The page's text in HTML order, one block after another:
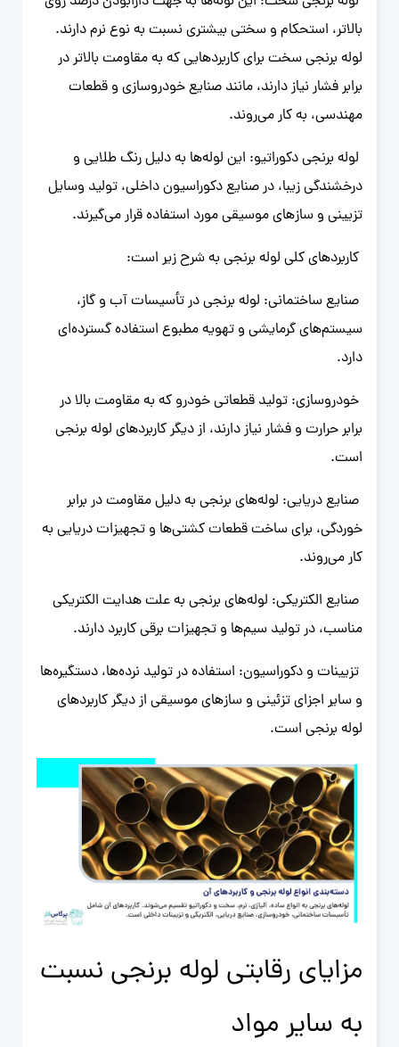
بالاتر، استحکام و سختی بیشتری نسبت به نوع نرم دارند.
لوله برنجی سخت برای کاربردهایی که به مقاومت بالاتر در
برابر فشار نیاز دارند، مانند صنایع خودروسازی و قطعات
مهندسی، به کار می‌روند.
لوله برنجی دکوراتیو: این لوله‌ها به دلیل رنگ طلایی و
درخشندگی زیبا، در صنایع دکوراسیون داخلی، تولید وسایل
تزیینی و سازهای موسیقی مورد استفاده قرار می‌گیرند.
کاربردهای کلی لوله برنجی به شرح زیر است:
صنایع ساختمانی: لوله برنجی در تأسیسات آب و گاز،
سیستم‌های گرمایشی و تهویه مطبوع استفاده گسترده‌ای
دارد.
خودروسازی: تولید قطعاتی خودرو که به مقاومت بالا در
برابر حرارت و فشار نیاز دارند، از دیگر کاربردهای لوله برنجی
است.
صنایع دریایی: لوله‌های برنجی به دلیل مقاومت در برابر
خوردگی، برای ساخت قطعات کشتی‌ها و تجهیزات دریایی به
کار می‌روند.
صنایع الکتریکی: لوله‌های برنجی به علت هدایت الکتریکی
مناسب، در تولید سیم‌ها و تجهیزات برقی کاربرد دارند.
تزیینات و دکوراسیون: استفاده در تولید نرده‌ها، دستگیره‌ها
و سایر اجزای تزئینی و سازهای موسیقی از دیگر کاربردهای
لوله برنجی است.
مزایای رقابتی لوله برنجی نسبت
به سایر مواد